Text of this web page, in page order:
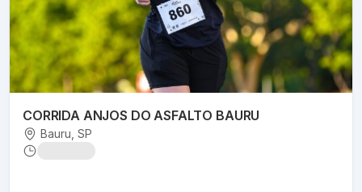
CORRIDA ANJOS DO ASFALTO BAURU
Bauru , SP